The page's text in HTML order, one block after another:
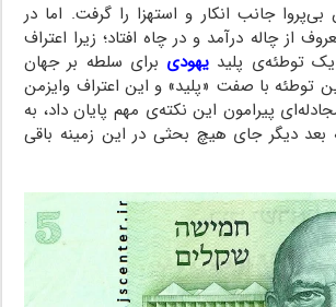
بی‌پروا جانب انکار و استهزا را گرفت. اما در
از چاله درآمد و در چاه افتاد؛ زیرا اعتراف
توطئه‌ی پلید یهودی برای سلطه بر جهان
توطئه با صفت «پلید» و این اعتراف وایزمن
پیرامون این نکته‌ی مهم پایان داد، به
دیگر جای هیچ بحثی در این زمینه باقی